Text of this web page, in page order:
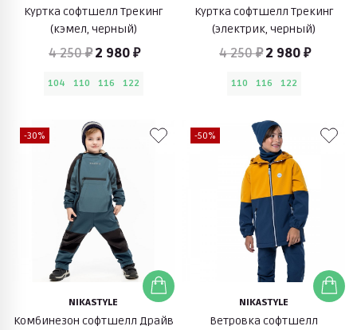
Куртка софтшелл Трекинг
(кэмел, черный)
4 250 ₽ 2 980 ₽
104 110 116 122
Куртка софтшелл Трекинг
(электрик, черный)
4 250 ₽ 2 980 ₽
110 116 122
-30%
NIKASTYLE
Комбинезон софтшелл Драйв
-50%
NIKASTYLE
Ветровка софтшелл